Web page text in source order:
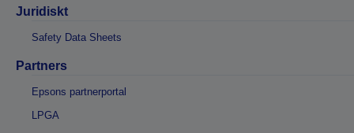
Juridiskt
Safety Data Sheets
Partners
Epsons partnerportal
LPGA